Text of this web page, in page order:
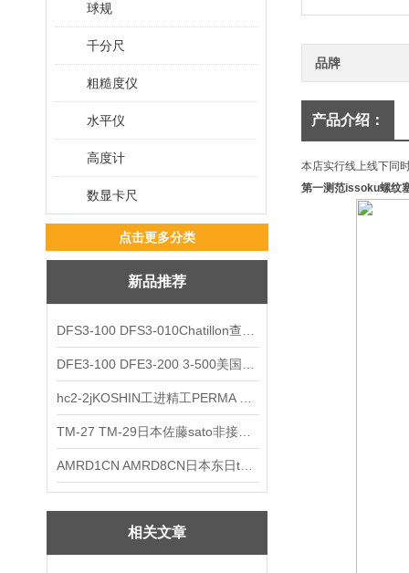
球规
千分尺
粗糙度仪
水平仪
高度计
数显卡尺
点击更多分类
新品推荐
相关文章
品牌
产品介绍：
本店实行线上线下同
第一测范issoku螺纹